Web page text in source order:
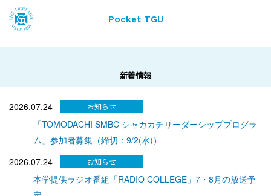
Pocket TGU
新着情報
2026.07.24
「TOMODACHI SMBC シャカカチリーダーシッププログラ
ム」参加者募集（締切：9/2(水)）
2026.07.24
本学提供ラジオ番組「RADIO COLLEGE」7・8月の放送予